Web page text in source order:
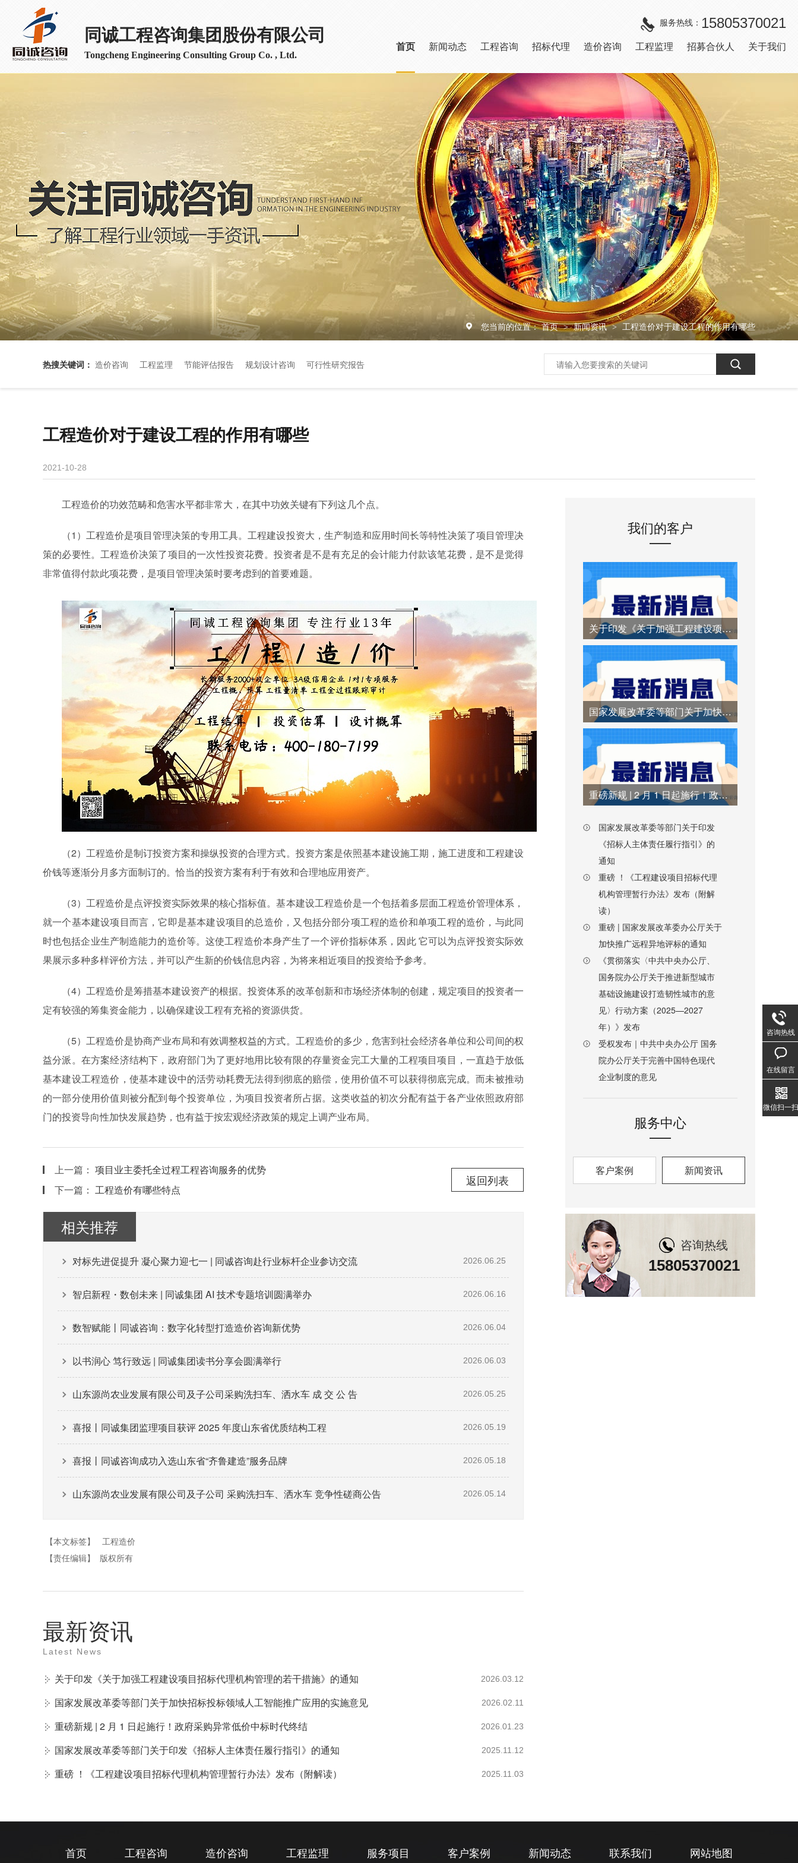
同诚工程咨询集团股份有限公司
Tongcheng Engineering Consulting Group Co. , Ltd.
服务热线： 15805370021
首页 新闻动态 工程咨询 招标代理 造价咨询 工程监理 招募合伙人 关于我们
您当前的位置： 首页 > 新闻资讯 > 工程造价对于建设工程的作用有哪些
热搜关键词： 造价咨询 工程监理 节能评估报告 规划设计咨询 可行性研究报告
工程造价对于建设工程的作用有哪些
2021-10-28
工程造价的功效范畴和危害水平都非常大，在其中功效关键有下列这几个点。
（1）工程造价是项目管理决策的专用工具。工程建设投资大，生产制造和应用时间长等特性决策了项目管理决
策的必要性。工程造价决策了项目的一次性投资花费。投资者是不是有充足的会计能力付款该笔花费，是不是觉得
非常值得付款此项花费，是项目管理决策时要考虑到的首要难题。
（2）工程造价是制订投资方案和操纵投资的合理方式。投资方案是依照基本建设施工期，施工进度和工程建设
价钱等逐渐分月多方面制订的。恰当的投资方案有利于有效和合理地应用资产。
（3）工程造价是点评投资实际效果的核心指标值。基本建设工程造价是一个包括着多层面工程造价管理体系，
就一个基本建设项目而言，它即是基本建设项目的总造价，又包括分部分项工程的造价和单项工程的造价，与此同
时也包括企业生产制造能力的造价等。这使工程造价本身产生了一个评价指标体系，因此 它可以为点评投资实际效
果展示多种多样评价方法，并可以产生新的价钱信息内容，为将来相近项目的投资给予参考。
（4）工程造价是筹措基本建设资产的根据。投资体系的改革创新和市场经济体制的创建，规定项目的投资者一
定有较强的筹集资金能力，以确保建设工程有充裕的资源供货。
（5）工程造价是协商产业布局和有效调整权益的方式。工程造价的多少，危害到社会经济各单位和公司间的权
益分派。在方案经济结构下，政府部门为了更好地用比较有限的存量资金完工大量的工程项目项目，一直趋于放低
基本建设工程造价，使基本建设中的活劳动耗费无法得到彻底的赔偿，使用价值不可以获得彻底完成。而未被推动
的一部分使用价值则被分配到每个投资单位，为项目投资者所占据。这类收益的初次分配有益于各产业依照政府部
门的投资导向性加快发展趋势，也有益于按宏观经济政策的规定上调产业布局。
上一篇： 项目业主委托全过程工程咨询服务的优势
下一篇： 工程造价有哪些特点
返回列表
相关推荐
对标先进促提升 凝心聚力迎七一 | 同诚咨询赴行业标杆企业参访交流 2026.06.25
智启新程・数创未来 | 同诚集团 AI 技术专题培训圆满举办 2026.06.16
数智赋能丨同诚咨询：数字化转型打造造价咨询新优势 2026.06.04
以书润心 笃行致远 | 同诚集团读书分享会圆满举行 2026.06.03
山东源尚农业发展有限公司及子公司采购洗扫车、洒水车 成 交 公 告 2026.05.25
喜报丨同诚集团监理项目获评 2025 年度山东省优质结构工程 2026.05.19
喜报丨同诚咨询成功入选山东省“齐鲁建造”服务品牌 2026.05.18
山东源尚农业发展有限公司及子公司 采购洗扫车、洒水车 竞争性磋商公告 2026.05.14
【本文标签】
工程造价
【责任编辑】
版权所有
最新资讯
Latest News
关于印发《关于加强工程建设项目招标代理机构管理的若干措施》的通知 2026.03.12
国家发展改革委等部门关于加快招标投标领域人工智能推广应用的实施意见 2026.02.11
重磅新规 | 2 月 1 日起施行！政府采购异常低价中标时代终结 2026.01.23
国家发展改革委等部门关于印发《招标人主体责任履行指引》的通知 2025.11.12
重磅 ！《工程建设项目招标代理机构管理暂行办法》发布（附解读） 2025.11.03
我们的客户
关于印发《关于加强工程建设项目招标代理机构管理的若干措施》的通知
国家发展改革委等部门关于加快招标投标领域人工智能推广应用的实施意见
重磅新规 | 2 月 1 日起施行！政府采购异常低价中标时代终结
国家发展改革委等部门关于印发
《招标人主体责任履行指引》的
通知
重磅 ！《工程建设项目招标代理
机构管理暂行办法》发布（附解
读）
重磅 | 国家发展改革委办公厅关于
加快推广远程异地评标的通知
《贯彻落实〈中共中央办公厅、
国务院办公厅关于推进新型城市
基础设施建设打造韧性城市的意
见〉行动方案（2025—2027
年）》发布
受权发布｜中共中央办公厅 国务
院办公厅关于完善中国特色现代
企业制度的意见
服务中心
客户案例 新闻资讯
咨询热线
15805370021
首页 工程咨询 造价咨询 工程监理 服务项目 客户案例 新闻动态 联系我们 网站地图
咨询热线
在线留言
微信扫一扫